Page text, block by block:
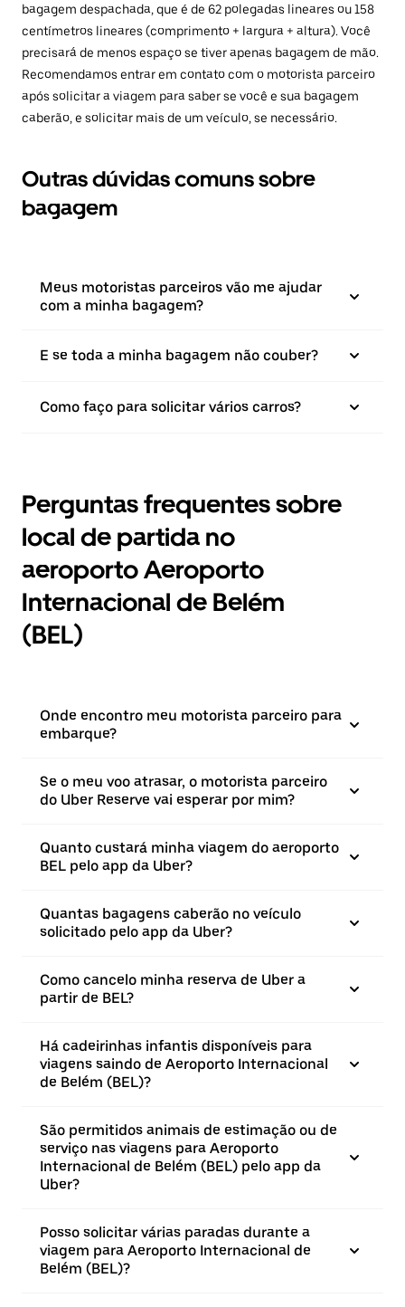
bagagem despachada, que é de 62 polegadas lineares ou 158
centímetros lineares (comprimento + largura + altura). Você
precisará de menos espaço se tiver apenas bagagem de mão.
Recomendamos entrar em contato com o motorista parceiro
após solicitar a viagem para saber se você e sua bagagem
caberão, e solicitar mais de um veículo, se necessário.
Outras dúvidas comuns sobre
bagagem
Meus motoristas parceiros vão me ajudar
com a minha bagagem?
E se toda a minha bagagem não couber?
Como faço para solicitar vários carros?
Perguntas frequentes sobre
local de partida no
aeroporto Aeroporto
Internacional de Belém
(BEL)
Onde encontro meu motorista parceiro para
embarque?
Se o meu voo atrasar, o motorista parceiro
do Uber Reserve vai esperar por mim?
Quanto custará minha viagem do aeroporto
BEL pelo app da Uber?
Quantas bagagens caberão no veículo
solicitado pelo app da Uber?
Como cancelo minha reserva de Uber a
partir de BEL?
Há cadeirinhas infantis disponíveis para
viagens saindo de Aeroporto Internacional
de Belém (BEL)?
São permitidos animais de estimação ou de
serviço nas viagens para Aeroporto
Internacional de Belém (BEL) pelo app da
Uber?
Posso solicitar várias paradas durante a
viagem para Aeroporto Internacional de
Belém (BEL)?